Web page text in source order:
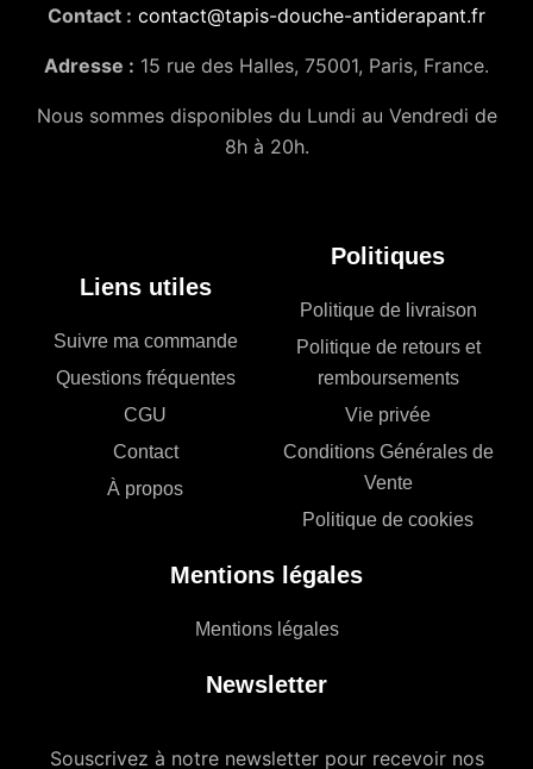
Contact : contact@tapis-douche-antiderapant.fr
Adresse : 15 rue des Halles, 75001, Paris, France.
Nous sommes disponibles du Lundi au Vendredi de
8h à 20h.
Liens utiles
Suivre ma commande
Questions fréquentes
CGU
Contact
À propos
Politiques
Politique de livraison
Politique de retours et
remboursements
Vie privée
Conditions Générales de
Vente
Politique de cookies
Mentions légales
Mentions légales
Newsletter
Souscrivez à notre newsletter pour recevoir nos